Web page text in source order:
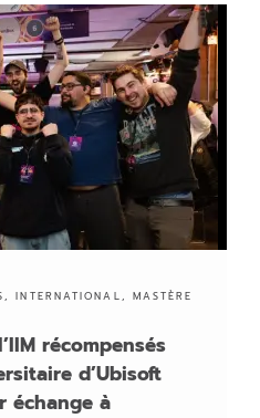
,INTERNATIONAL, MASTÈRE
récompensés
d’Ubisoft
échange à